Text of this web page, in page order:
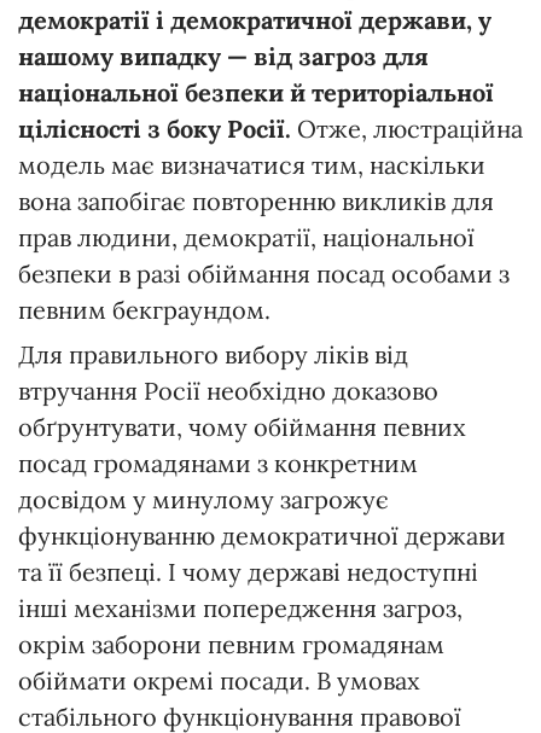
демократії і демократичної держави, у
нашому випадку — від загроз для
національної безпеки й територіальної
цілісності з боку Росії. Отже, люстраційна
модель має визначатися тим, наскільки
вона запобігає повторенню викликів для
прав людини, демократії, національної
безпеки в разі обіймання посад особами з
певним бекграундом.
Для правильного вибору ліків від
втручання Росії необхідно доказово
обґрунтувати, чому обіймання певних
посад громадянами з конкретним
досвідом у минулому загрожує
функціонуванню демократичної держави
та її безпеці. І чому державі недоступні
інші механізми попередження загроз,
окрім заборони певним громадянам
обіймати окремі посади. В умовах
стабільного функціонування правової